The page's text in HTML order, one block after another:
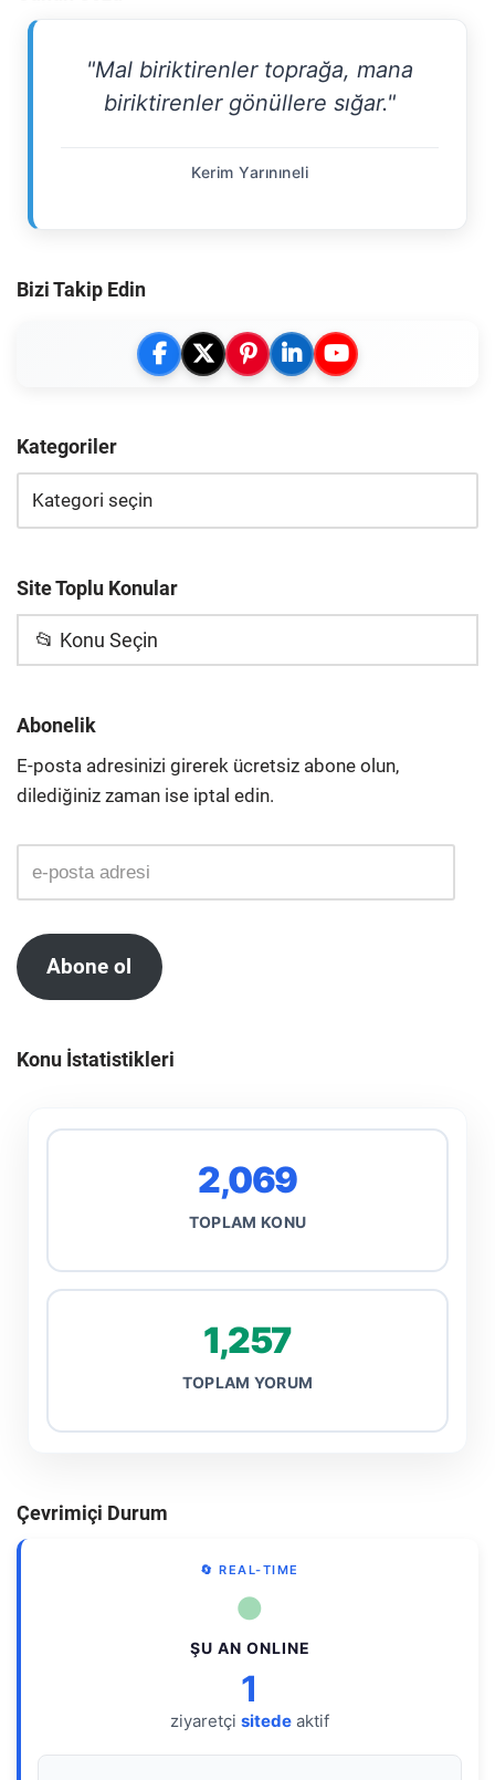
"Mal biriktirenler toprağa, mana
biriktirenler gönüllere sığar."
Kerim Yarınıneli
Bizi Takip Edin
Kategoriler
Site Toplu Konular
📂 Konu Seçin
Abonelik
E-posta adresinizi girerek ücretsiz abone olun,
dilediğiniz zaman ise iptal edin.
Abone ol
Konu İstatistikleri
2,069
TOPLAM KONU
1,257
TOPLAM YORUM
Çevrimiçi Durum
🔄 REAL-TIME
●
ŞU AN ONLINE
1
ziyaretçi sitede aktif